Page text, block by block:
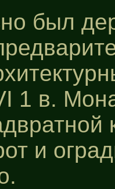
был
1 в.
и